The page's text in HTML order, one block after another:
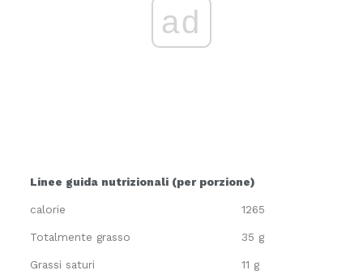
ad
Linee guida nutrizionali (per porzione)
calorie 1265
Totalmente grasso 35 g
Grassi saturi 11 g